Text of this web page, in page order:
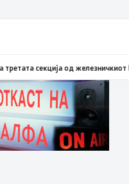
на сите три типа матура е